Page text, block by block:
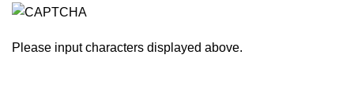
Please input characters displayed above.